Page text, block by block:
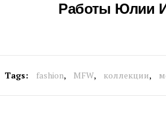
Работы Юлии
Tags: fashion, MFW, коллекции,